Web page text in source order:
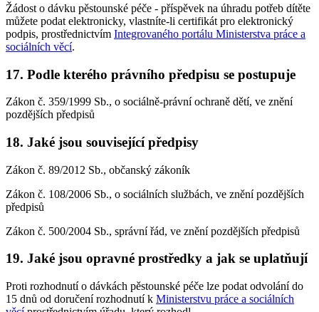
Žádost o dávku pěstounské péče - příspěvek na úhradu potřeb dítěte
můžete podat elektronicky, vlastníte-li certifikát pro elektronický
podpis, prostřednictvím Integrovaného portálu Ministerstva práce a
sociálních věcí.
17. Podle kterého právního předpisu se postupuje
Zákon č. 359/1999 Sb., o sociálně-právní ochraně dětí, ve znění
pozdějších předpisů
18. Jaké jsou související předpisy
Zákon č. 89/2012 Sb., občanský zákoník
Zákon č. 108/2006 Sb., o sociálních službách, ve znění pozdějších
předpisů
Zákon č. 500/2004 Sb., správní řád, ve znění pozdějších předpisů
19. Jaké jsou opravné prostředky a jak se uplatňují
Proti rozhodnutí o dávkách pěstounské péče lze podat odvolání do
15 dnů od doručení rozhodnutí k Ministerstvu práce a sociálních